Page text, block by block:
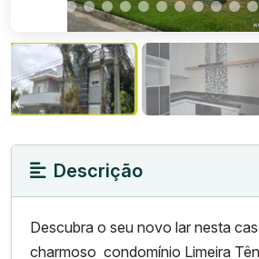
Descrição
Descubra o seu novo lar nesta
charmoso condomínio Limeira